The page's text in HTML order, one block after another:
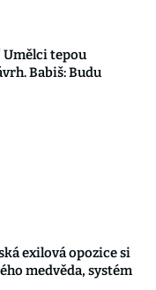
Umělci tepou
Babiš: Budu
exilová opozice si
medvěda, systém